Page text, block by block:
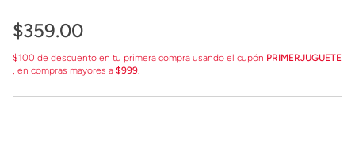
$359.00
$100 de descuento en tu primera compra usando el cupón PRIMERJUGUETE
, en compras mayores a $999.